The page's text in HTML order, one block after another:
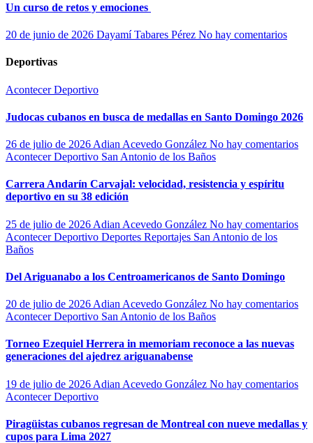
Un curso de retos y emociones
20 de junio de 2026 Dayamí Tabares Pérez No hay comentarios
Deportivas
Acontecer Deportivo
Judocas cubanos en busca de medallas en Santo Domingo 2026
26 de julio de 2026 Adian Acevedo González No hay comentarios
Acontecer Deportivo San Antonio de los Baños
Carrera Andarín Carvajal: velocidad, resistencia y espíritu
deportivo en su 38 edición
25 de julio de 2026 Adian Acevedo González No hay comentarios
Acontecer Deportivo Deportes Reportajes San Antonio de los
Baños
Del Ariguanabo a los Centroamericanos de Santo Domingo
20 de julio de 2026 Adian Acevedo González No hay comentarios
Acontecer Deportivo San Antonio de los Baños
Torneo Ezequiel Herrera in memoriam reconoce a las nuevas
generaciones del ajedrez ariguanabense
19 de julio de 2026 Adian Acevedo González No hay comentarios
Acontecer Deportivo
Piragüistas cubanos regresan de Montreal con nueve medallas y
cupos para Lima 2027